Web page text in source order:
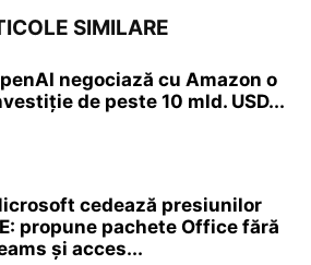
SIMILARE
negociază cu Amazon o
de peste 10 mld. USD...
cedează presiunilor
propune pachete Office fără
și acces...